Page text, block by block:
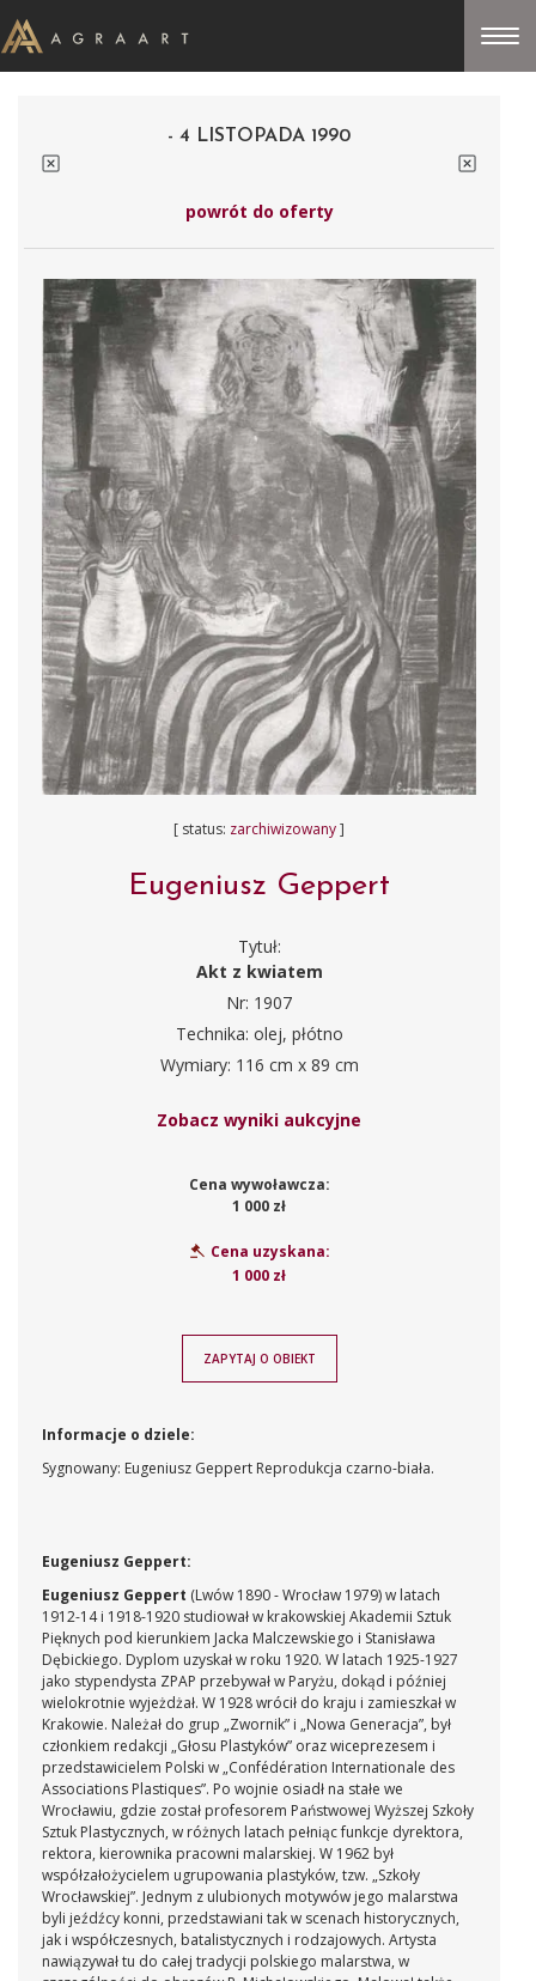
- 4 LISTOPADA 1990
powrót do oferty
[ status: zarchiwizowany]
Eugeniusz Geppert
Tytuł:
Akt z kwiatem
Nr: 1907
Technika: olej, płótno
Wymiary: 116 cm x 89 cm
Zobacz wyniki aukcyjne
Cena wywoławcza:
1 000 zł
Cena uzyskana:
1 000 zł
ZAPYTAJ O OBIEKT
Informacje o dziele:
Sygnowany: Eugeniusz Geppert Reprodukcja czarno-biała.
Eugeniusz Geppert:
Eugeniusz Geppert (Lwów 1890 - Wrocław 1979) w latach
1912-14 i 1918-1920 studiował w krakowskiej Akademii Sztuk
Pięknych pod kierunkiem Jacka Malczewskiego i Stanisława
Dębickiego. Dyplom uzyskał w roku 1920. W latach 1925-1927
jako stypendysta ZPAP przebywał w Paryżu, dokąd i później
wielokrotnie wyjeżdżał. W 1928 wrócił do kraju i zamieszkał w
Krakowie. Należał do grup „Zwornik” i „Nowa Generacja”, był
członkiem redakcji „Głosu Plastyków” oraz wiceprezesem i
przedstawicielem Polski w „Confédération Internationale des
Associations Plastiques”. Po wojnie osiadł na stałe we
Wrocławiu, gdzie został profesorem Państwowej Wyższej Szkoły
Sztuk Plastycznych, w różnych latach pełniąc funkcje dyrektora,
rektora, kierownika pracowni malarskiej. W 1962 był
współzałożycielem ugrupowania plastyków, tzw. „Szkoły
Wrocławskiej”. Jednym z ulubionych motywów jego malarstwa
byli jeźdźcy konni, przedstawiani tak w scenach historycznych,
jak i współczesnych, batalistycznych i rodzajowych. Artysta
nawiązywał tu do całej tradycji polskiego malarstwa, w